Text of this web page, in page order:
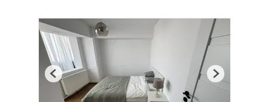
Previous Next